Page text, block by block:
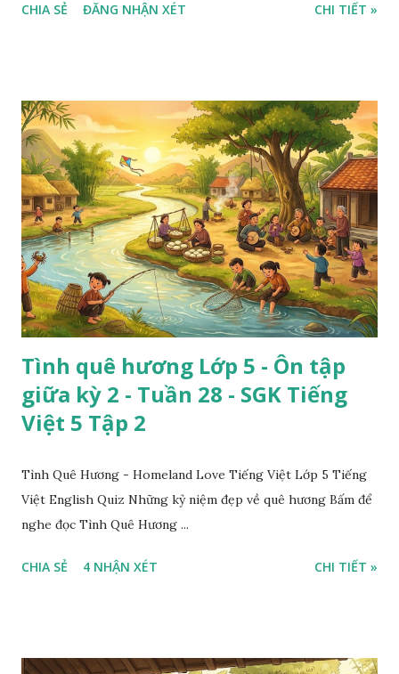
CHIA SẺ ĐĂNG NHẬN XÉT CHI TIẾT »
Tình quê hương Lớp 5 - Ôn tập
giữa kỳ 2 - Tuần 28 - SGK Tiếng
Việt 5 Tập 2
Tình Quê Hương - Homeland Love Tiếng Việt Lớp 5 Tiếng
Việt English Quiz Những kỷ niệm đẹp về quê hương Bấm để
nghe đọc Tình Quê Hương ...
CHIA SẺ 4 NHẬN XÉT CHI TIẾT »